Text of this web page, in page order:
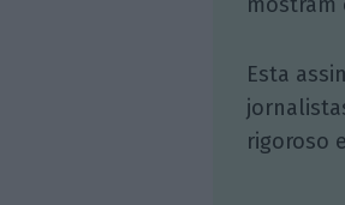
Esta
rigoroso